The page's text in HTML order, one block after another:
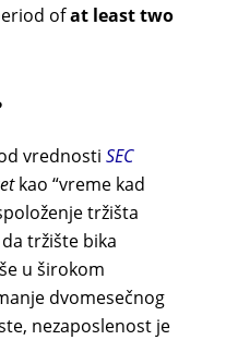
ofat least two
vrednosti SEC
kao “vreme kad
tržišta
tržište bika
u širokom
dvomesečnog
nezaposlenost je